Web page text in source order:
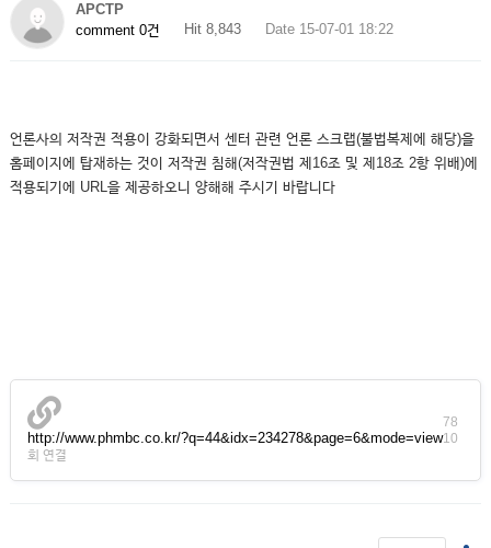
APCTP
comment 0건
Hit 8,843 Date 15-07-01 18:22
언론사의 저작권 적용이 강화되면서 센터 관련 언론 스크랩(불법복제에 해당)을
홈페이지에 탑재하는 것이 저작권 침해(저작권법 제16조 및 제18조 2항 위배)에
적용되기에 URL을 제공하오니 양해해 주시기 바랍니다
http://www.phmbc.co.kr/?q=44&idx=234278&page=6&mode=view
78
10
회 연결